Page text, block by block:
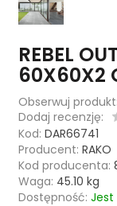
REBEL
60X60X2
Obserwuj produkt:
Dodaj recenzję:
Kod: DAR66741
Producent: RAKO
Kod producenta:
Waga: 45.10 kg
Dostępność: Jest